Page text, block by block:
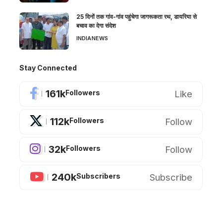
25 दिनों तक गांव-गांव पहुंचेगा जागरूकता रथ, डायरिया से
बचाव का देगा संदेश
INDIANEWS
Stay Connected
161kFollowers Like
112kFollowers Follow
32kFollowers Follow
240kSubscribers Subscribe